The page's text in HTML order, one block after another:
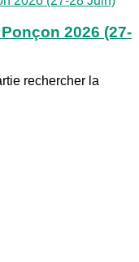
2026 (27-
rechercher la